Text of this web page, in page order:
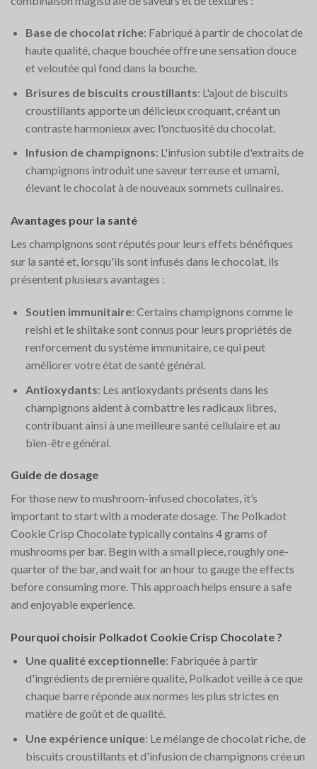
Base de chocolat riche: Fabriqué à partir de chocolat de
haute qualité, chaque bouchée offre une sensation douce
et veloutée qui fond dans la bouche.
Brisures de biscuits croustillants: L'ajout de biscuits
croustillants apporte un délicieux croquant, créant un
contraste harmonieux avec l'onctuosité du chocolat.
Infusion de champignons: L'infusion subtile d'extraits de
champignons introduit une saveur terreuse et umami,
élevant le chocolat à de nouveaux sommets culinaires.
Avantages pour la santé
Les champignons sont réputés pour leurs effets bénéfiques
sur la santé et, lorsqu'ils sont infusés dans le chocolat, ils
présentent plusieurs avantages :
Soutien immunitaire: Certains champignons comme le
reishi et le shiitake sont connus pour leurs propriétés de
renforcement du système immunitaire, ce qui peut
améliorer votre état de santé général.
Antioxydants: Les antioxydants présents dans les
champignons aident à combattre les radicaux libres,
contribuant ainsi à une meilleure santé cellulaire et au
bien-être général.
Guide de dosage
For those new to mushroom-infused chocolates, it’s
important to start with a moderate dosage. The Polkadot
Cookie Crisp Chocolate typically contains 4 grams of
mushrooms per bar. Begin with a small piece, roughly one-
quarter of the bar, and wait for an hour to gauge the effects
before consuming more. This approach helps ensure a safe
and enjoyable experience.
Pourquoi choisir Polkadot Cookie Crisp Chocolate ?
Une qualité exceptionnelle: Fabriquée à partir
d'ingrédients de première qualité, Polkadot veille à ce que
chaque barre réponde aux normes les plus strictes en
matière de goût et de qualité.
Une expérience unique: Le mélange de chocolat riche, de
biscuits croustillants et d'infusion de champignons crée un